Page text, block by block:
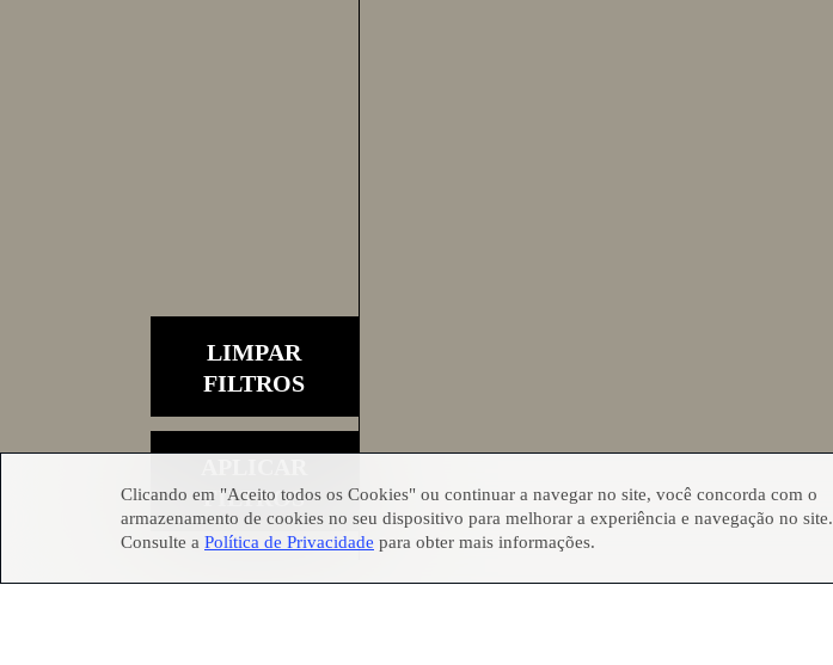
LIMPAR
FILTROS
FILTROS
Clicando em "Aceito todos os Cookies" ou continuar a navegar no site, você concorda com o
armazenamento de cookies no seu dispositivo para melhorar a experiência e navegação no site.
Consulte a Política de Privacidade para obter mais informações.